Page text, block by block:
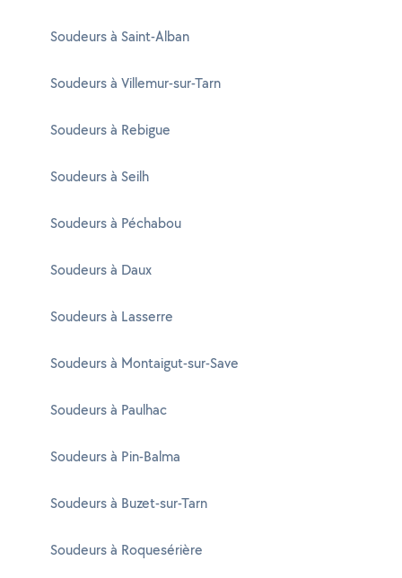
Soudeurs à Saint-Alban
Soudeurs à Villemur-sur-Tarn
Soudeurs à Rebigue
Soudeurs à Seilh
Soudeurs à Péchabou
Soudeurs à Daux
Soudeurs à Lasserre
Soudeurs à Montaigut-sur-Save
Soudeurs à Paulhac
Soudeurs à Pin-Balma
Soudeurs à Buzet-sur-Tarn
Soudeurs à Roquesérière